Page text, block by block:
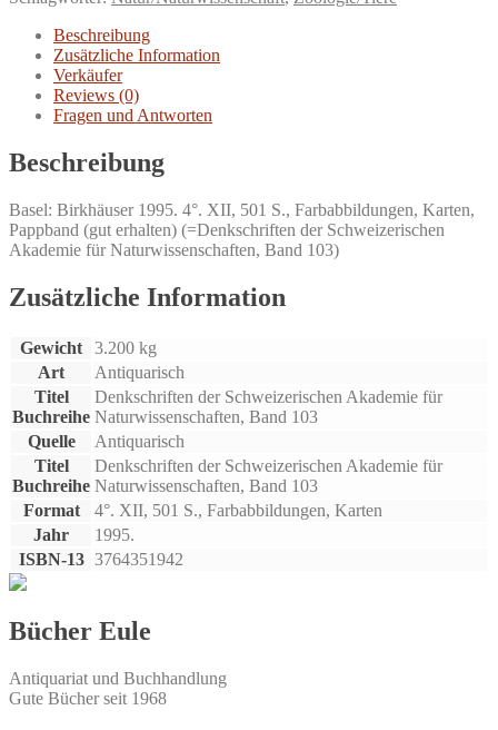
Biologie,
Ökologie
Mammifères
:
Répartition
Ecologie
=
Mammiferi
Svizzera
:
Biologia
Ecologia.
Menge
Beschreibung
Zusätzliche Information
Verkäufer
Reviews (0)
Fragen und Antworten
Beschreibung
Basel: Birkhäuser 1995. 4°. XII, 501 S., Farbabbildungen, Karten,
Pappband (gut erhalten) (=Denkschriften der Schweizerischen
Akademie für Naturwissenschaften, Band 103)
Zusätzliche Information
Gewicht
3.200 kg
Art
Antiquarisch
Titel
Buchreihe
Denkschriften der Schweizerischen Akademie für
Naturwissenschaften, Band 103
Quelle
Antiquarisch
Titel
Buchreihe
Denkschriften der Schweizerischen Akademie für
Naturwissenschaften, Band 103
Format
4°. XII, 501 S., Farbabbildungen, Karten
Jahr
1995.
ISBN-13 3764351942
Bücher Eule
Antiquariat und Buchhandlung
Gute Bücher seit 1968